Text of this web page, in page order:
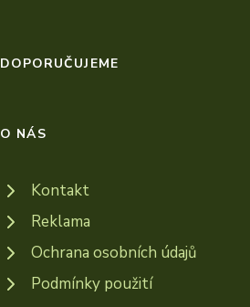
DOPORUČUJEME
O NÁS
Kontakt
Reklama
Ochrana osobních údajů
Podmínky použití